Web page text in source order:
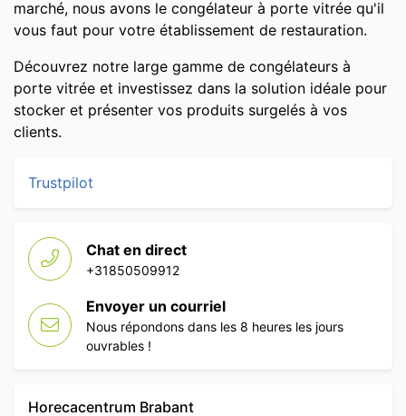
marché, nous avons le congélateur à porte vitrée qu'il
vous faut pour votre établissement de restauration.
Découvrez notre large gamme de congélateurs à
porte vitrée et investissez dans la solution idéale pour
stocker et présenter vos produits surgelés à vos
clients.
Trustpilot
Chat en direct
+31850509912
Envoyer un courriel
Nous répondons dans les 8 heures les jours
ouvrables !
Horecacentrum Brabant